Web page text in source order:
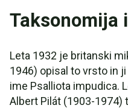
Taksonomija
Leta 1932 je britanski
1946) opisal to vrsto in
ime Psalliota impudica.
Albert Pilát (1903-1974)